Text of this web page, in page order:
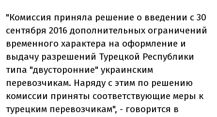
"Комиссия приняла решение о введении с 30
сентября 2016 дополнительных ограничений
временного характера на оформление и
выдачу разрешений Турецкой Республики
типа "двусторонние" украинским
перевозчикам. Наряду с этим по решению
комиссии приняты соответствующие меры к
турецким перевозчикам", - говорится в